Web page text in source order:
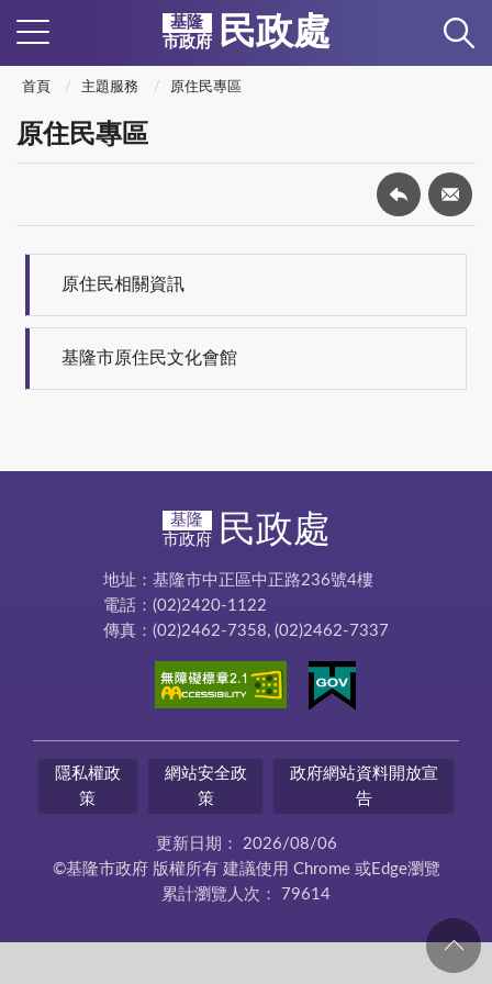
基隆
市政府
民政處
首頁 主題服務 原住民專區
原住民專區
原住民相關資訊
基隆市原住民文化會館
基隆
市政府
民政處
地址：基隆市中正區中正路236號4樓
電話：(02)2420-1122
傳真：(02)2462-7358, (02)2462-7337
隱私權政
策
網站安全政
策
政府網站資料開放宣
告
更新日期： 2026/08/06
©基隆市政府 版權所有 建議使用 Chrome 或Edge瀏覽
累計瀏覽人次：
79614